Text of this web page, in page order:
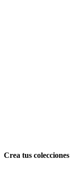
Crea tus colecciones